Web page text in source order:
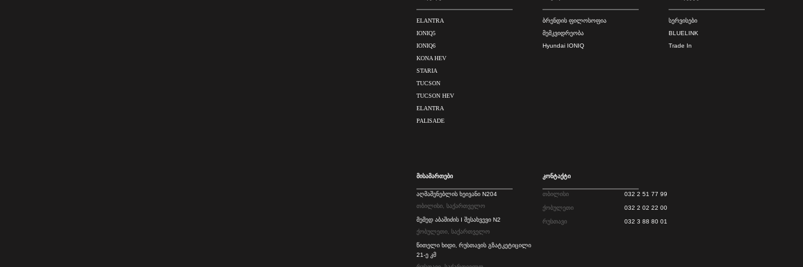
ELANTRA
IONIQ5
IONIQ6
KONA HEV
STARIA
TUCSON
TUCSON HEV
ELANTRA
PALISADE
ბრენდის ფილოსოფია
მემკვიდრეობა
Hyundai IONIQ
სერვისები
BLUELINK
Trade In
მისამართები
აღმაშენებლის ხეივანი N204
თბილისი, საქართველო
მემედ აბაშიძის I შესახვევი N2
ქობულეთი, საქართველო
წითელი ხიდი, რუსთავის გზატკეტიცილი
21-ე კმ
კონტაქტი
თბილისი 032 2 51 77 99
ქობულეთი 032 2 02 22 00
რუსთავი 032 3 88 80 01